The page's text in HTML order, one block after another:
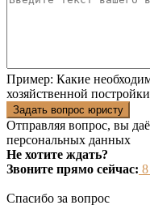
Пример: Какие
хозяйственной
Задать вопрос юристу
Отправляя вопрос, вы
персональных данных
Не хотите ждать?
Звоните прямо сейчас:
Спасибо за вопрос